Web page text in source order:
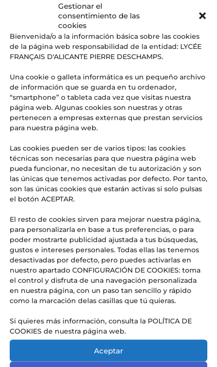
Gestionar el
consentimiento de las
cookies
Bienvenida/o a la información básica sobre las cookies
de la página web responsabilidad de la entidad: LYCÉE
FRANÇAIS D'ALICANTE PIERRE DESCHAMPS.
Una cookie o galleta informática es un pequeño archivo
de información que se guarda en tu ordenador,
“smartphone” o tableta cada vez que visitas nuestra
página web. Algunas cookies son nuestras y otras
pertenecen a empresas externas que prestan servicios
para nuestra página web.
Las cookies pueden ser de varios tipos: las cookies
técnicas son necesarias para que nuestra página web
pueda funcionar, no necesitan de tu autorización y son
las únicas que tenemos activadas por defecto. Por tanto,
son las únicas cookies que estarán activas si solo pulsas
el botón ACEPTAR.
El resto de cookies sirven para mejorar nuestra página,
para personalizarla en base a tus preferencias, o para
poder mostrarte publicidad ajustada a tus búsquedas,
gustos e intereses personales. Todas ellas las tenemos
desactivadas por defecto, pero puedes activarlas en
nuestro apartado CONFIGURACIÓN DE COOKIES: toma
el control y disfruta de una navegación personalizada
en nuestra página, con un paso tan sencillo y rápido
como la marcación delas casillas que tú quieras.
Si quieres más información, consulta la POLÍTICA DE
COOKIES de nuestra página web.
Aceptar
Entradas recientes
Graduación CM2: cuando el fin de una etapa es, en realidad,
el comienzo de todo
se aprende en las aulas del LFIA)
Web Radio LFI Alicante #4
OFERTA DE EMPLEO: PROFESOR/A DE HISTORIA Y
GEOGRAFÍA
¡URGENTE! OFERTA DE EMPLEO: PROFESOR/A DE INGLÉS
PARA SUSTITUCIONES PUNTUALES
Comentarios recientes
AitorenEl Lycée Français International d’Alicante, noticia
en los medios: Referente en educación internacional y
excelencia
Conoce nuestra pedagogía
de infantil y primaria
reflexionando y memorizando.